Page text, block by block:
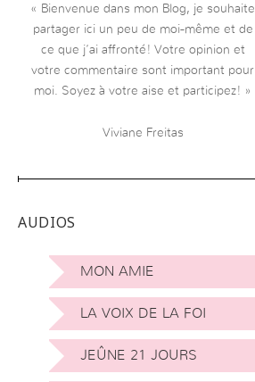
« Bienvenue dans mon Blog, je souhaite
partager ici un peu de moi-même et de
ce que j’ai affronté! Votre opinion et
votre commentaire sont important pour
moi. Soyez à votre aise et participez! »
Viviane Freitas
AUDIOS
MON AMIE
LA VOIX DE LA FOI
JEÛNE 21 JOURS